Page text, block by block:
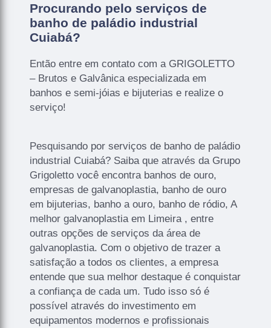
Procurando pelo serviços de
banho de paládio industrial
Cuiabá?
Então entre em contato com a GRIGOLETTO
– Brutos e Galvânica especializada em
banhos e semi-jóias e bijuterias e realize o
serviço!
Pesquisando por serviços de banho de paládio
industrial Cuiabá? Saiba que através da Grupo
Grigoletto você encontra banhos de ouro,
empresas de galvanoplastia, banho de ouro
em bijuterias, banho a ouro, banho de ródio, A
melhor galvanoplastia em Limeira , entre
outras opções de serviços da área de
galvanoplastia. Com o objetivo de trazer a
satisfação a todos os clientes, a empresa
entende que sua melhor destaque é conquistar
a confiança de cada um. Tudo isso só é
possível através do investimento em
equipamentos modernos e profissionais